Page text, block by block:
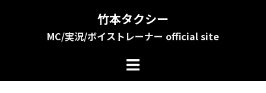
へ
竹本タクシー
MC/実況/ボイストレーナー official site